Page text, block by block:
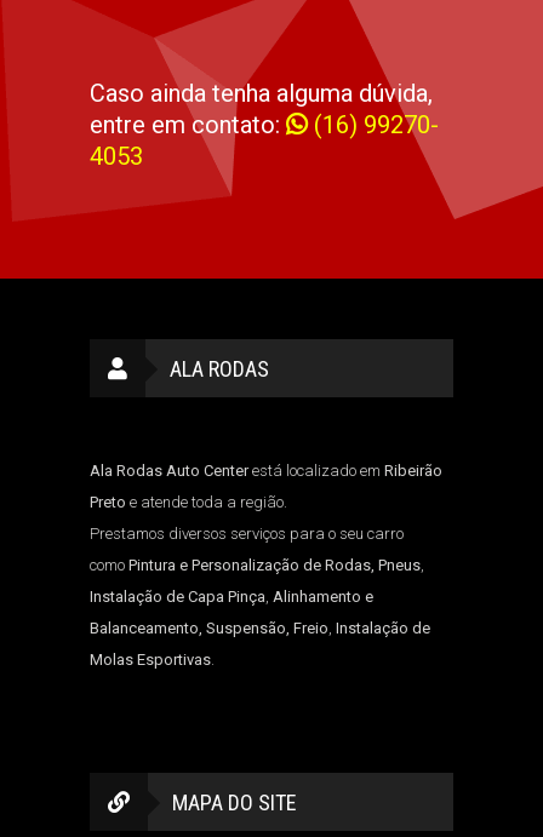
Caso ainda tenha alguma dúvida,
entre em contato:
(16) 99270-
4053
ALA RODAS
Ala Rodas Auto Centerestá localizado em Ribeirão
Preto e atende toda a região.
Prestamos diversos serviços para o seu carro
como Pintura e Personalização de Rodas, Pneus,
Instalação de Capa Pinça, Alinhamento e
Balanceamento, Suspensão, Freio, Instalação de
Molas Esportivas.
MAPA DO SITE